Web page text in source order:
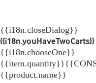
{{i18n.closeDialog}}
{{i18n.youHaveTwoCarts}}
{{i18n.chooseOne}}
{{product.name}}